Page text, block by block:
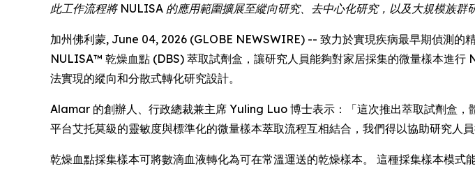
此工作流程將 NULISA 的應用範圍擴展至縱向研究、去中心化研究，以及大規模族群
加州佛利蒙, June 04, 2026 (GLOBE NEWSWIRE) -- 致力於實現疾病最早期偵測
NULISA™ 乾燥血點 (DBS) 萃取試劑盒，讓研究人員能夠對家居採集的微量樣本進
法實現的縱向和分散式轉化研究設計。
Alamar 的創辦人、行政總裁兼主席 Yuling Luo 博士表示：「這次推出萃取試劑盒
平台艾托莫級的靈敏度與標準化的微量樣本萃取流程互相結合，我們得以協助研究人
乾燥血點採集樣本可將數滴血液轉化為可在常溫運送的乾燥樣本。 這種採集樣本模